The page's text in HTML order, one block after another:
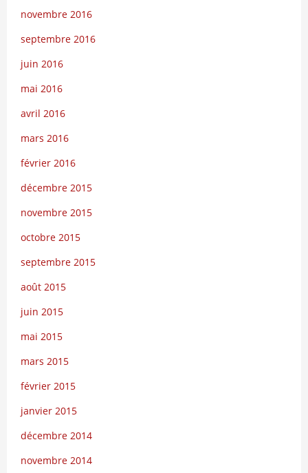
novembre 2016
septembre 2016
juin 2016
mai 2016
avril 2016
mars 2016
février 2016
décembre 2015
novembre 2015
octobre 2015
septembre 2015
août 2015
juin 2015
mai 2015
mars 2015
février 2015
janvier 2015
décembre 2014
novembre 2014